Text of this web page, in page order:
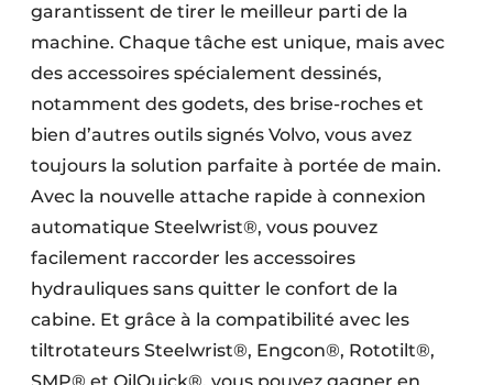
garantissent de tirer le meilleur parti de la
machine. Chaque tâche est unique, mais avec
des accessoires spécialement dessinés,
notamment des godets, des brise-roches et
bien d’autres outils signés Volvo, vous avez
toujours la solution parfaite à portée de main.
Avec la nouvelle attache rapide à connexion
automatique Steelwrist®, vous pouvez
facilement raccorder les accessoires
hydrauliques sans quitter le confort de la
cabine. Et grâce à la compatibilité avec les
tiltrotateurs Steelwrist®, Engcon®, Rototilt®,